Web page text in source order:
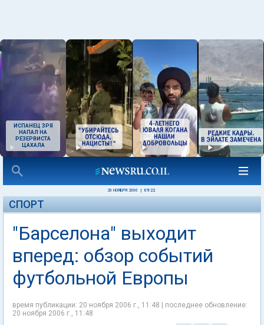
ИСПАНЕЦ ЗРЯ
НАПАЛ НА
РЕЗЕРВИСТА
ЦАХАЛА
20 НОЯБРЯ 2006 09:22
СПОРТ
"Барселона" выходит
вперед: обзор событий
футбольной Европы
время публикации: 20 ноября 2006 г., 11:48 | последнее обновление:
20 ноября 2006 г., 11:48